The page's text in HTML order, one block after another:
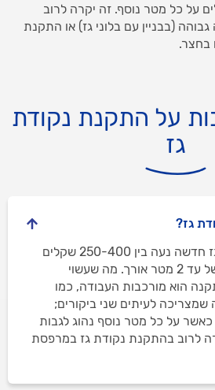
60-70 שקלים על כל מטר נוסף. זה יקרה לרוב
(בבניין עם בלוני גז) או התקנת
בחצר.
על התקנת נקודת
גז
גז?
מחיר התקנת נקודת גז חדשה נעה בין 250-400 שקלים
וכוללת צנרת נחושת של עד 2 מטר אורך. מה שעשוי
הוא מורכבות העבודה, כמו
לעיתים שני ביקורים;
על כל מטר נוסף נהוג לגבות
קורה לרוב בהתקנת נקודת גז במרפסת